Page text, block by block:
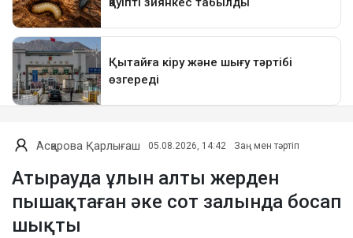
Асқарова Қарлығаш 05.08.2026, 14:42 Заң мен тәртіп
Атырауда ұлын алты жерден
пышақтаған әке сот залында босап
шықты